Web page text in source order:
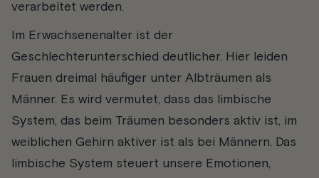
verarbeitet werden.
Im Erwachsenenalter ist der
Geschlechterunterschied deutlicher. Hier leiden
Frauen dreimal häufiger unter Albträumen als
Männer. Es wird vermutet, dass das limbische
System, das beim Träumen besonders aktiv ist, im
weiblichen Gehirn aktiver ist als bei Männern. Das
limbische System steuert unsere Emotionen,